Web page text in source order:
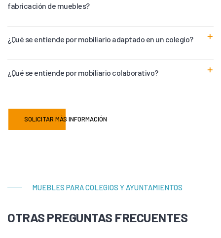
fabricación de muebles?
¿Qué se entiende por mobiliario adaptado en un colegio?
¿Qué se entiende por mobiliario colaborativo?
SOLICITAR MÁS INFORMACIÓN
MUEBLES PARA COLEGIOS Y AYUNTAMIENTOS
OTRAS PREGUNTAS FRECUENTES